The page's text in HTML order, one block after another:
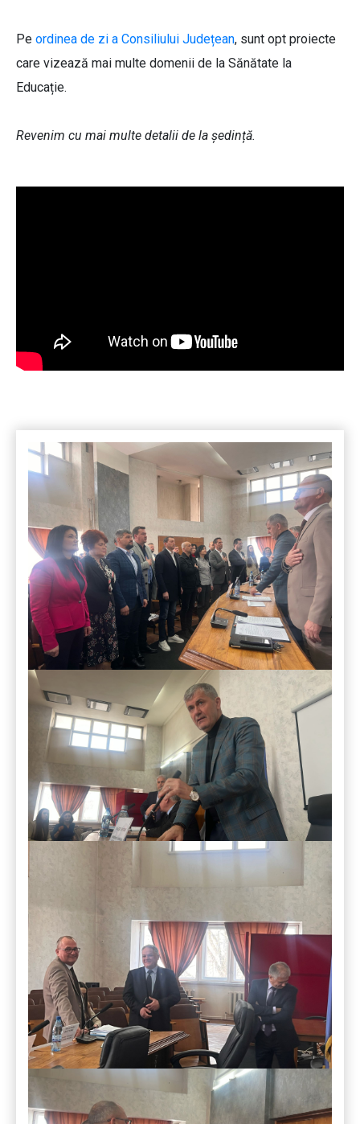
Pe ordinea de zi a Consiliului Județean, sunt opt proiecte
care vizează mai multe domenii de la Sănătate la
Educație.
Revenim cu mai multe detalii de la ședință.